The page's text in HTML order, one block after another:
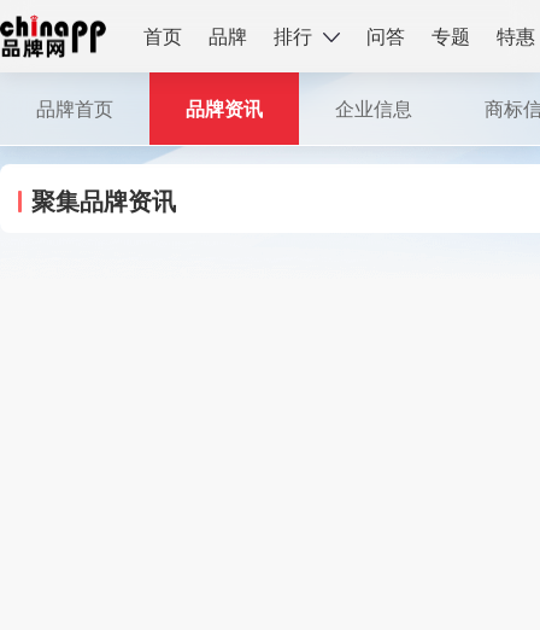
首页 品牌 排行 问答 专题 特惠
品牌首页 品牌资讯 企业信息 商标
聚集品牌资讯